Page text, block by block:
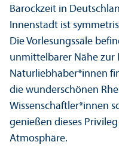
Barockzeit in
Innenstadt ist
Die Vorlesungs­säle
unmittelbarer Nähe zur
Naturliebhaber*innen
die wunderschönen
Wissenschaft­ler*innen
genießen dieses
Atmosphäre.